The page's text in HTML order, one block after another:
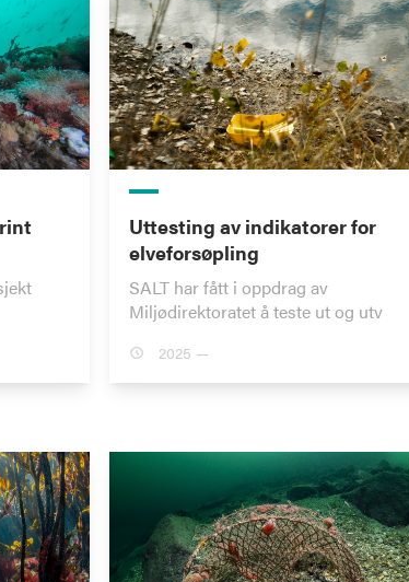
Uttesting av indikatorer for
elveforsøpling
SALT har fått i oppdrag av
Miljødirektoratet å teste ut og utv
2025 —